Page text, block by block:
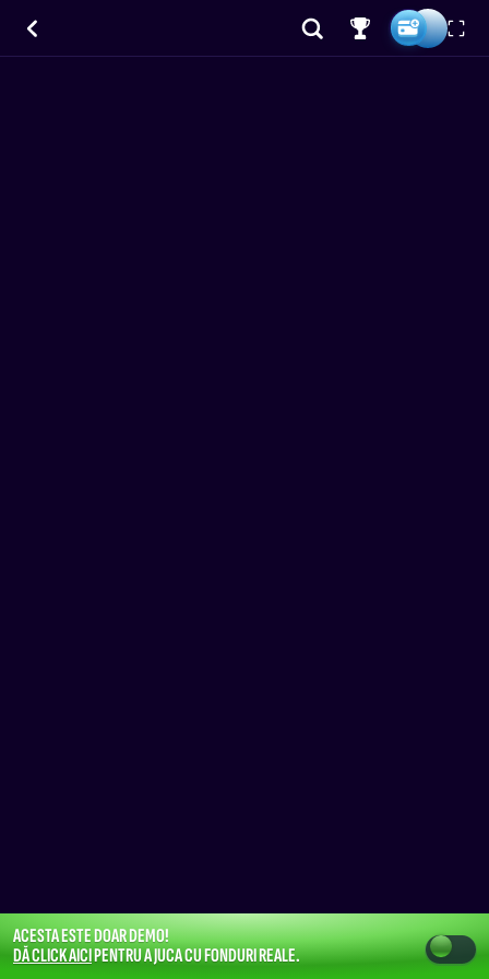
ACESTA ESTE DOAR DEMO!
DĂ CLICK AICIPENTRU A JUCA CU FONDURI REALE.